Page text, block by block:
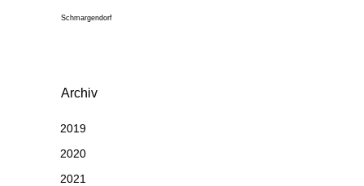
Schmargendorf
Archiv
2019
2020
2021